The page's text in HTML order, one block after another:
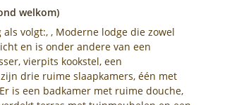
welkom)
volgt:, , Moderne lodge die zowel
en is onder andere van een
vierpits kookstel, een
drie ruime slaapkamers, één met
is een badkamer met ruime douche,